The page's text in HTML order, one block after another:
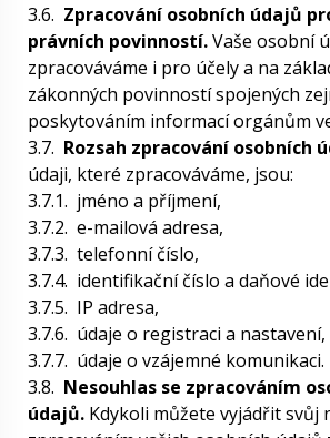
3.6. Zpracování osobních údajů
právních povinností.Vaše osobní
zpracováváme i pro účely a na
zákonných povinností spojených
poskytováním informací orgánům
3.7. Rozsah zpracování osobních
údaji, které zpracováváme, jsou:
3.7.1. jméno a příjmení,
3.7.2. e-mailová adresa,
3.7.3. telefonní číslo,
3.7.4. identifikační číslo a daňové
3.7.5. IP adresa,
3.7.6. údaje o registraci a nastavení,
3.7.7. údaje o vzájemné komunikaci.
3.8. Nesouhlas se zpracováním
údajů. Kdykoli můžete vyjádřit svůj